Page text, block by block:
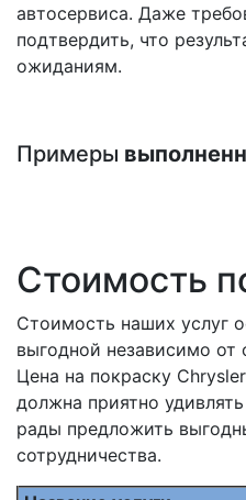
автосервиса. Даже
подтвердить, что
ожиданиям.
Примеры
Стоимость
Стоимость наших услуг
выгодной независимо от
Цена на покраску
должна приятно
рады предложить
сотрудничества.